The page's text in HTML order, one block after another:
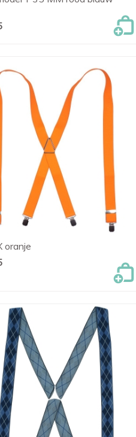
 Snel bekijken

oranje